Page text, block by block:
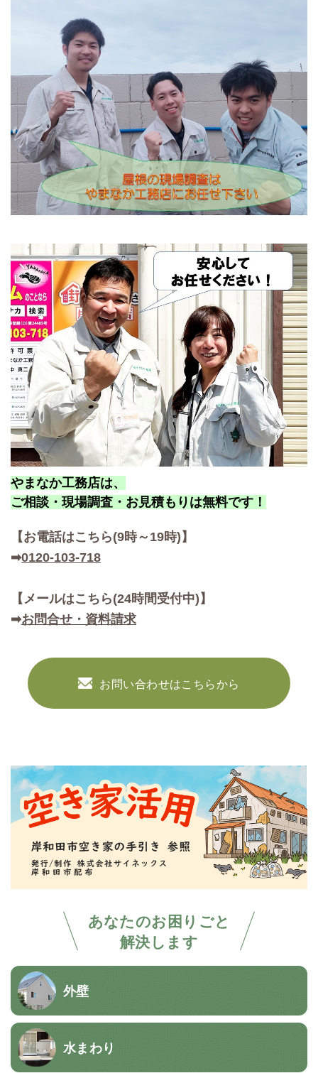
あなたのお困りごと
解決します
外壁
水まわり
やまなか工務店は、
ご相談・現場調査・お見積もりは無料です！
【お電話はこちら(9時～19時)】
➡0120-103-718
【メールはこちら(24時間受付中)】
➡お問合せ・資料請求
お問い合わせはこちらから